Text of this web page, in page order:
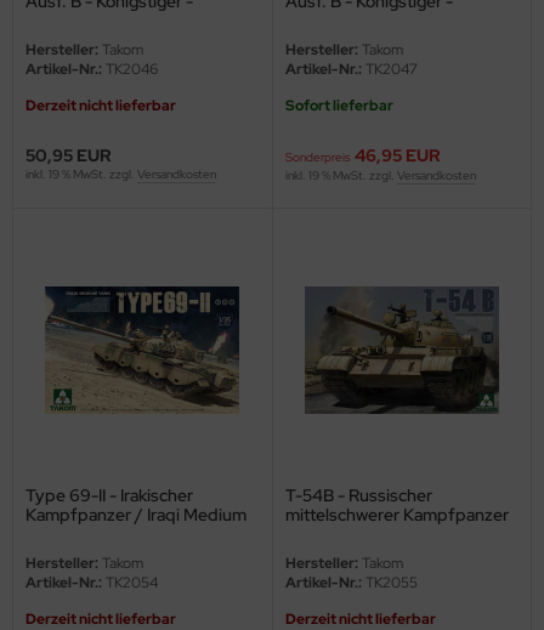
und Inneneinrichtung - 1:35
Hersteller: Takom
Artikel-Nr.: TK2046
Derzeit nicht lieferbar
50,95 EUR
inkl. 19 % MwSt. zzgl. Versandkosten
- mit Zimmerit und
Inneneinrichtung - 1:35
Hersteller: Takom
Artikel-Nr.: TK2047
Sofort lieferbar
Sonderpreis 46,95 EUR
inkl. 19 % MwSt. zzgl. Versandkosten
Type 69-II - Irakischer
Kampfpanzer / Iraqi Medium
Hersteller: Takom
Artikel-Nr.: TK2054
Derzeit nicht lieferbar
T-54B - Russischer
mittelschwerer Kampfpanzer
Type - 1:35
Hersteller: Takom
Artikel-Nr.: TK2055
Derzeit nicht lieferbar
Hobby
Model